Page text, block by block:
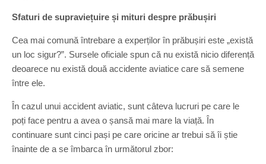
Sfaturi de supraviețuire și mituri despre prăbușiri
Cea mai comună întrebare a experților în prăbușiri este „există
un loc sigur?”. Sursele oficiale spun că nu există nicio diferență
deoarece nu există două accidente aviatice care să semene
între ele.
În cazul unui accident aviatic, sunt câteva lucruri pe care le
poți face pentru a avea o șansă mai mare la viață. În
continuare sunt cinci pași pe care oricine ar trebui să îi știe
înainte de a se îmbarca în următorul zbor: